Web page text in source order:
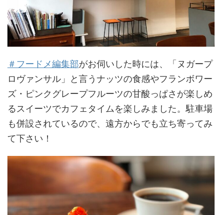
＃フードメ編集部がお伺いした時には、「ヌガープ
ロヴァンサル」と言うナッツの食感やフランボワー
ズ・ピンクグレープフルーツの甘酸っぱさが楽しめ
るスイーツでカフェタイムを楽しみました。駐車場
も併設されているので、遠方からでも立ち寄ってみ
て下さい！